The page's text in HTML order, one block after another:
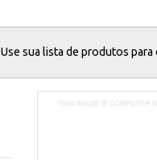
Use sua lista de produtos para